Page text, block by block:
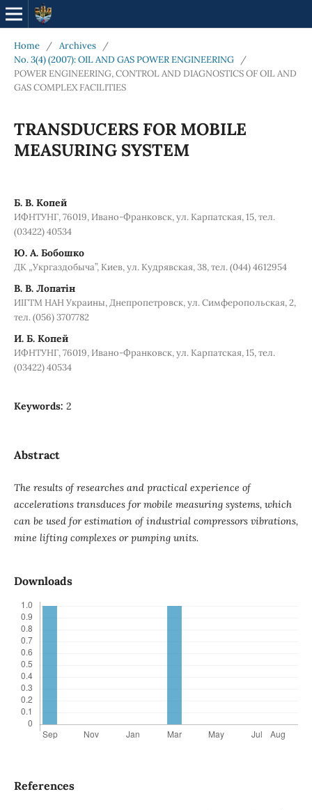
Home / Archives
/
No. 3(4) (2007): OIL AND GAS POWER ENGINEERING
/
POWER ENGINEERING, CONTROL AND DIAGNOSTICS OF OIL AND
GAS COMPLEX FACILITIES
TRANSDUCERS FOR MOBILE
MEASURING SYSTEM
Б. В. Копей
ИФНТУНГ, 76019, Ивано-Франковск, ул. Карпатская, 15, тел.
(03422) 40534
Ю. А. Бобошко
ДК „Укргаздобыча”, Киев, ул. Кудрявская, 38, тел. (044) 4612954
В. В. Лопатін
ИІГТМ НАН Украины, Днепропетровск, ул. Симферопольская, 2,
тел. (056) 3707782
И. Б. Копей
ИФНТУНГ, 76019, Ивано-Франковск, ул. Карпатская, 15, тел.
(03422) 40534
Keywords: 2
Abstract
The results of researches and practical experience of
accelerations transduces for mobile measuring systems, which
can be used for estimation of industrial compressors vibrations,
mine lifting complexes or pumping units.
Downloads
References